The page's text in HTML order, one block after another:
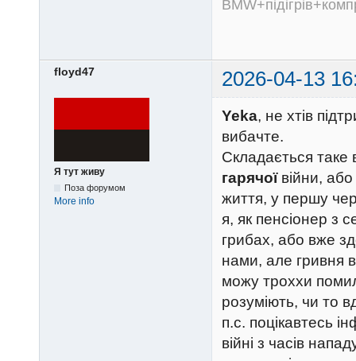
floyd47 2026-04-13
Я тут живу
Поза форумом
More info
Yeka, не хтів
вибачте.
Складається
гарячоївійни, або
життя, у першу
я, як пенсіонер з
грибах, або вже
нами, але гривня
можу троххи
розуміють, чи то
п.с. поцікавтесь
війні з часів